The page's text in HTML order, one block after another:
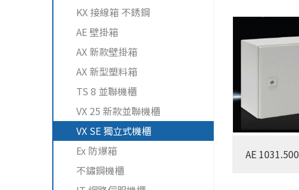
AE 1031.500
KX 接線箱 不銹鋼
AE 壁掛箱
AX 新款壁掛箱
AX 新型塑料箱
TS 8 並聯機櫃
VX 25 新款並聯機櫃
VX SE 獨立式機櫃
Ex 防爆箱
不鏽鋼機櫃